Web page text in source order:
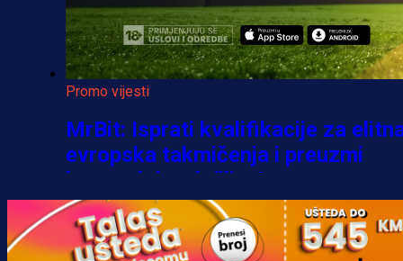
Promo vijesti
MrBit: Isprati kvalifikacije za
evropska takmičenja i preuzmi
bonus dobrodošlice!
3 h 13 min